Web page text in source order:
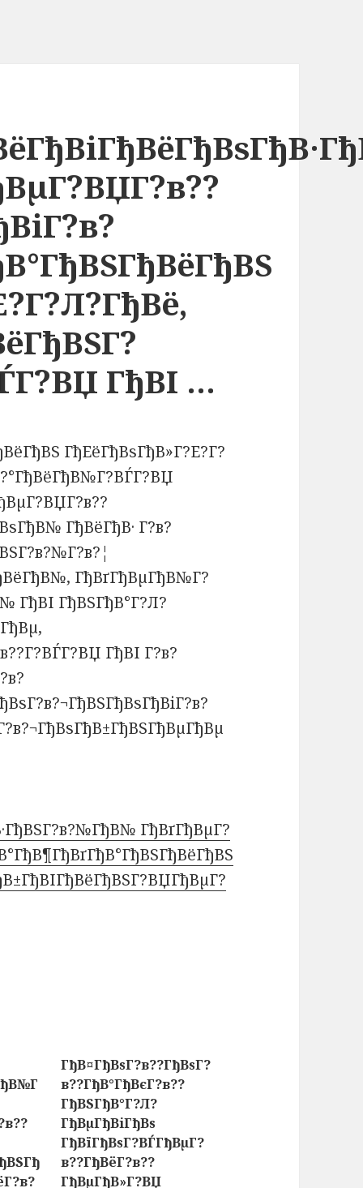
ГђВІ …
ГђЕёГђВѕГђВ»Г?Е?Г?
ГђВёГђВ· Г?в?
ГђВґГђВµГђВ№Г?
ГђВІ ГђВЅГђВ°Г?Л?
ГђВІ Г?в?
ГђВґГђВµГ?
ГђВ¤ГђВѕГ?в??ГђВѕГ?
в??ГђВ°ГђВєГ?в??
ГђВЅГђВ°Г?Л?
ГђВµГђВіГђВѕ
ГђВїГђВѕГ?ВЃГђВµГ?
в??ГђВёГ?в??
ГђВµГђВ»Г?ВЏ